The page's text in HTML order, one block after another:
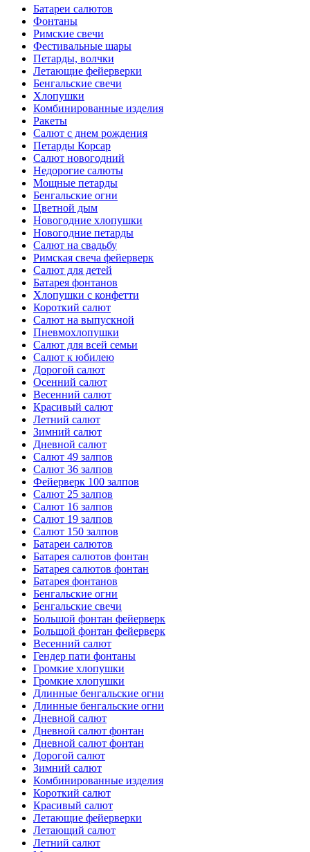
Батареи салютов
Фонтаны
Римские свечи
Фестивальные шары
Петарды, волчки
Летающие фейерверки
Бенгальские свечи
Хлопушки
Комбинированные изделия
Ракеты
Салют с днем рождения
Петарды Корсар
Салют новогодний
Недорогие салюты
Мощные петарды
Бенгальские огни
Цветной дым
Новогодние хлопушки
Новогодние петарды
Салют на свадьбу
Римская свеча фейерверк
Салют для детей
Батарея фонтанов
Хлопушки с конфетти
Короткий салют
Салют на выпускной
Пневмохлопушки
Салют для всей семьи
Салют к юбилею
Дорогой салют
Осенний салют
Весенний салют
Красивый салют
Летний салют
Зимний салют
Дневной салют
Салют 49 залпов
Салют 36 залпов
Фейерверк 100 залпов
Салют 25 залпов
Салют 16 залпов
Салют 19 залпов
Салют 150 залпов
Батареи салютов
Батарея салютов фонтан
Батарея салютов фонтан
Батарея фонтанов
Бенгальские огни
Бенгальские свечи
Большой фонтан фейерверк
Большой фонтан фейерверк
Весенний салют
Гендер пати фонтаны
Громкие хлопушки
Громкие хлопушки
Длинные бенгальские огни
Длинные бенгальские огни
Дневной салют
Дневной салют фонтан
Дневной салют фонтан
Дорогой салют
Зимний салют
Комбинированные изделия
Короткий салют
Красивый салют
Летающие фейерверки
Летающий салют
Летний салют